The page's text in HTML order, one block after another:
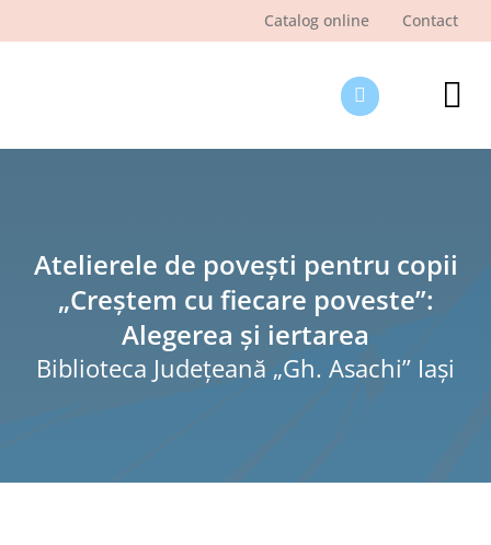
Catalog online Contact
Atelierele de povești pentru copii
„Creștem cu fiecare poveste”:
Alegerea și iertarea
Biblioteca Judeţeană „Gh. Asachi” Iaşi